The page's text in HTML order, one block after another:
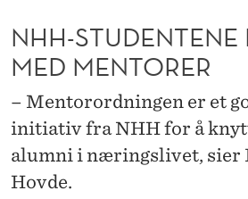
T
E
N
E
K
NHH-STUDENTENE
MED MENTORER
– Mentorordningen er et
initiativ fra NHH for å
alumni i næringslivet, sier
Hovde.